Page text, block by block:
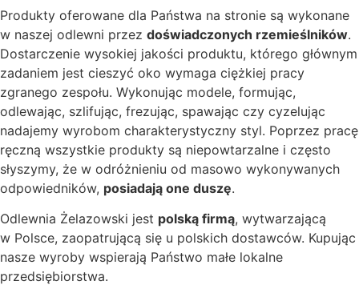
Produkty oferowane dla Państwa na stronie są wykonane
w naszej odlewni przez doświadczonych rzemieślników.
Dostarczenie wysokiej jakości produktu, którego głównym
zadaniem jest cieszyć oko wymaga ciężkiej pracy
zgranego zespołu. Wykonując modele, formując,
odlewając, szlifując, frezując, spawając czy cyzelując
nadajemy wyrobom charakterystyczny styl. Poprzez pracę
ręczną wszystkie produkty są niepowtarzalne i często
słyszymy, że w odróżnieniu od masowo wykonywanych
odpowiedników, posiadają one duszę.
Odlewnia Żelazowski jest polską firmą, wytwarzającą
w Polsce, zaopatrującą się u polskich dostawców. Kupując
nasze wyroby wspierają Państwo małe lokalne
przedsiębiorstwa.